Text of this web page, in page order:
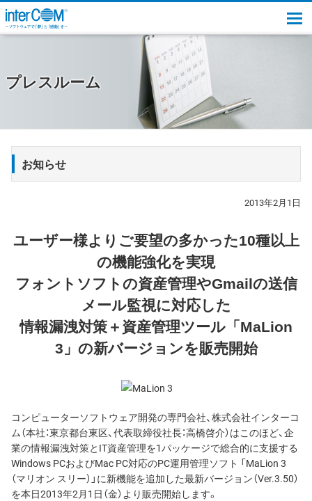
プレスルーム
お知らせ
2013年2月1日
ユーザー様よりご要望の多かった10種以上
の機能強化を実現
フォントソフトの資産管理やGmailの送信
メール監視に対応した
情報漏洩対策＋資産管理ツール「MaLion
3」の新バージョンを販売開始
コンピューターソフトウェア開発の専門会社、株式会社インターコ
ム（本社：東京都台東区、代表取締役社長：高橋啓介）はこのほど、企
業の情報漏洩対策とIT資産管理を1パッケージで総合的に支援する
Windows PCおよびMac PC対応のPC運用管理ソフト 「MaLion 3
（マリオン スリー）」に新機能を追加した最新バージョン（Ver.3.50）
を本日2013年2月1日（金）より販売開始します。